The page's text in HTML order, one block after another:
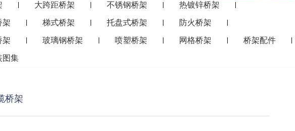
大跨距桥架 不锈钢桥架 热镀锌桥架
架 梯式桥架 托盘式桥架 防火桥架
架 玻璃钢桥架 喷塑桥架 网格桥架 桥架配件
图集
桥架